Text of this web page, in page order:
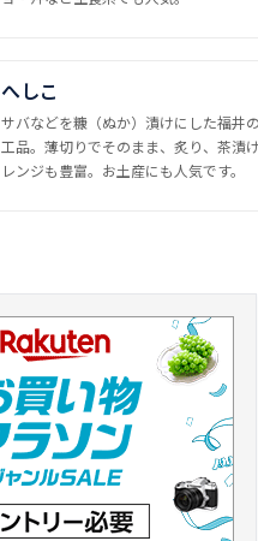
へしこ
サバなどを糠（ぬか）漬けにした福井
工品。薄切りでそのまま、炙り、茶漬
レンジも豊富。お土産にも人気です。